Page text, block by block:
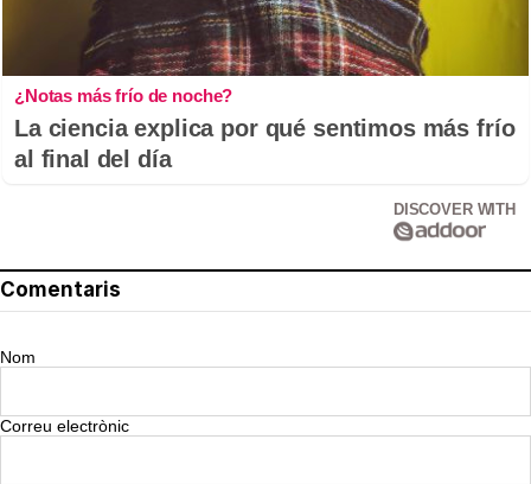
¿Notas más frío de noche?
La ciencia explica por qué sentimos más frío
al final del día
DISCOVER WITH
Comentaris
Nom
Correu electrònic